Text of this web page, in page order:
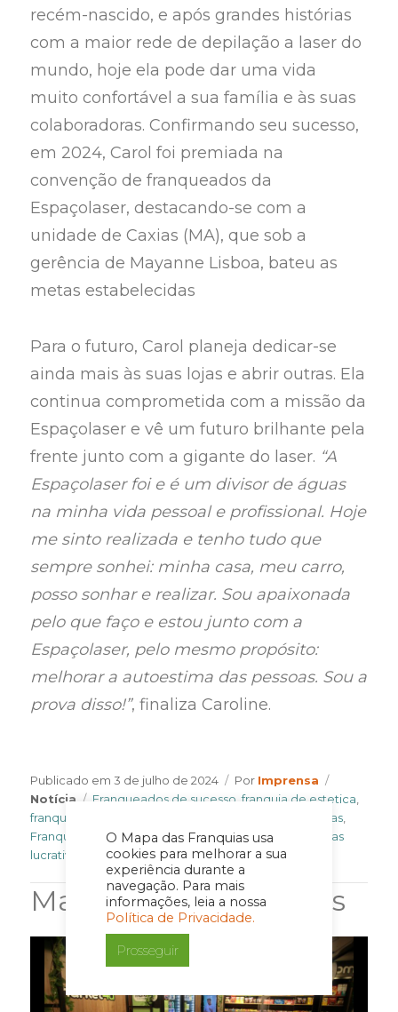
O Mapa das Franquias usa
cookies para melhorar a sua
experiência durante a
navegação. Para mais
informações, leia a nossa
Política de Privacidade.
Prosseguir
recém-nascido, e após grandes histórias
com a maior rede de depilação a laser do
mundo, hoje ela pode dar uma vida
muito confortável a sua família e às suas
colaboradoras. Confirmando seu sucesso,
em 2024, Carol foi premiada na
convenção de franqueados da
Espaçolaser, destacando-se com a
unidade de Caxias (MA), que sob a
gerência de Mayanne Lisboa, bateu as
metas estabelecidas
Para o futuro, Carol planeja dedicar-se
ainda mais às suas lojas e abrir outras. Ela
continua comprometida com a missão da
Espaçolaser e vê um futuro brilhante pela
frente junto com a gigante do laser. “A
Espaçolaser foi e é um divisor de águas
na minha vida pessoal e profissional. Hoje
me sinto realizada e tenho tudo que
sempre sonhei: minha casa, meu carro,
posso sonhar e realizar. Sou apaixonada
pelo que faço e estou junto com a
Espaçolaser, pelo mesmo propósito:
melhorar a autoestima das pessoas. Sou a
prova disso!”, finaliza Caroline.
Publicado em3 de julho de 2024 Por Author
Imprensa
Notícia
Tags
Franqueados de sucesso ,franquia de estetica,
franquia espaçolaser
Franquias baratas,
Franquias de beleza,Franquias de depilação
franquias
lucrativas
franquias para investir,mapa das franquias
Matérias Relacionadas